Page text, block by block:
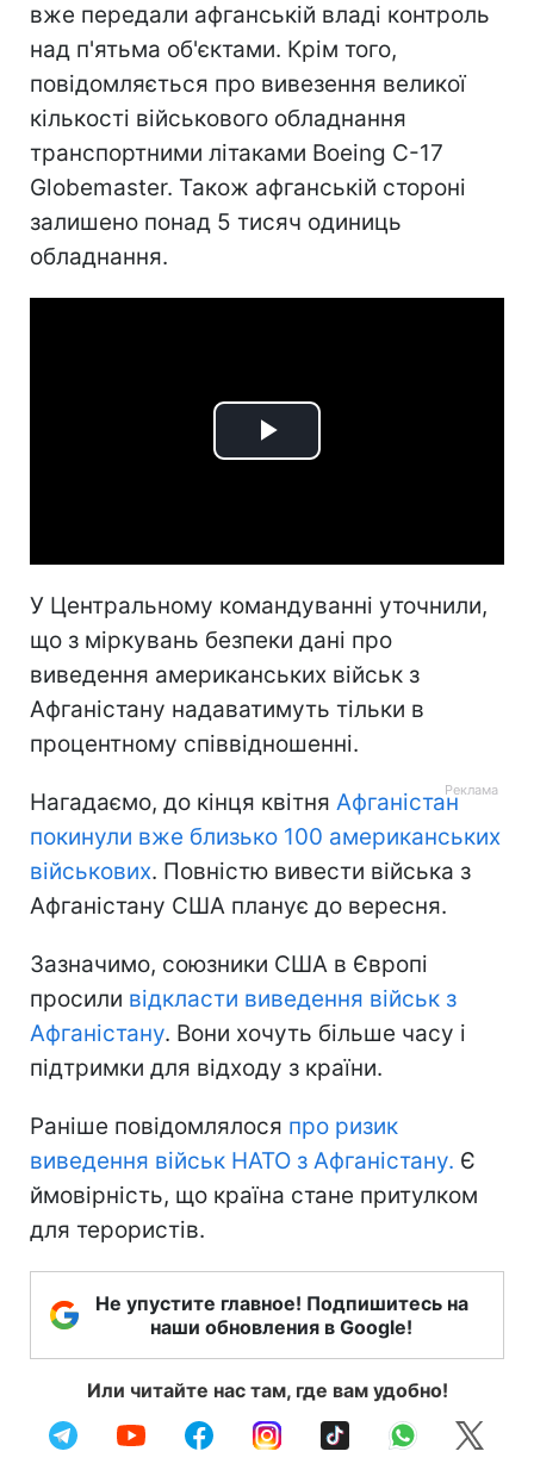
вже передали афганській владі контроль
над п'ятьма об'єктами. Крім того,
повідомляється про вивезення великої
кількості військового обладнання
транспортними літаками Boeing C-17
Globemaster. Також афганській стороні
залишено понад 5 тисяч одиниць
обладнання.
Play
У Центральному командуванні уточнили,
що з міркувань безпеки дані про
виведення американських військ з
Афганістану надаватимуть тільки в
процентному співвідношенні.
Нагадаємо, до кінця квітня Афганістан
покинули вже близько 100 американських
військових. Повністю вивести війська з
Афганістану США планує до вересня.
Зазначимо, союзники США в Європі
просили відкласти виведення військ з
Афганістану. Вони хочуть більше часу і
підтримки для відходу з країни.
Раніше повідомлялося про ризик
виведення військ НАТО з Афганістану. Є
ймовірність, що країна стане притулком
для терористів.
Не упустите главное! Подпишитесь на
наши обновления в Google!
Или читайте нас там, где вам удобно!